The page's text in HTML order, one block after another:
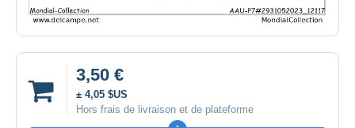
3,50 €
± 4,05 $US
Hors frais de livraison et de plateforme